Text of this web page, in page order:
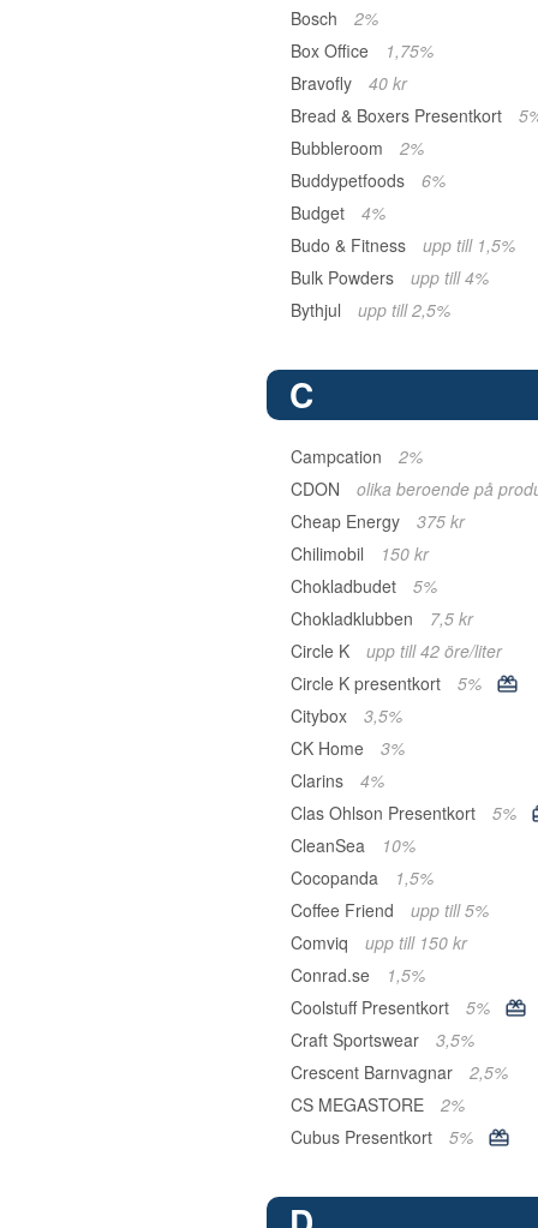
Bosch
2%
Box Office
1,75%
Bravofly
40 kr
Bread & Boxers Presentkort
Bubbleroom
2%
Buddypetfoods
6%
Budget
4%
Budo & Fitness
upp till 1,5%
Bulk Powders
upp till 4%
Bythjul
upp till 2,5%
C
Campcation
2%
CDON
olika beroende på
Cheap Energy
375 kr
Chilimobil
150 kr
Chokladbudet
5%
Chokladklubben
7,5 kr
Circle K
upp till 42 öre/liter
Circle K presentkort
5%
Citybox
3,5%
CK Home
3%
Clarins
4%
Clas Ohlson Presentkort
5%
CleanSea
10%
Cocopanda
1,5%
Coffee Friend
upp till 5%
Comviq
upp till 150 kr
Conrad.se
1,5%
Coolstuff Presentkort
5%
Craft Sportswear
3,5%
Crescent Barnvagnar
2,5%
CS MEGASTORE
2%
Cubus Presentkort
5%